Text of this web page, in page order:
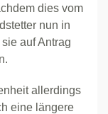
dies vom
nun in
auf Antrag
allerdings
eine längere